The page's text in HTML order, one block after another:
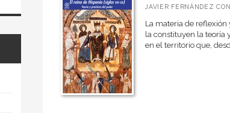
JAVIER FERNÁNDEZ
La materia de reflexión
la constituyen la teoría
en el territorio que,